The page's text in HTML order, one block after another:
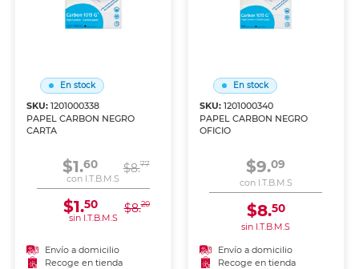
En stock
SKU:1201000338
PAPEL CARBON NEGRO
CARTA
$1.60 $8.77
con I.T.B.M.S
$1.50 $8.20
sin I.T.B.M.S
Envío a domicilio
Recoge en tienda
En stock
SKU: 1201000340
PAPEL CARBON NEGRO
OFICIO
$9.09
con I.T.B.M.S
$8.50
sin I.T.B.M.S
Envío a domicilio
Recoge en tienda